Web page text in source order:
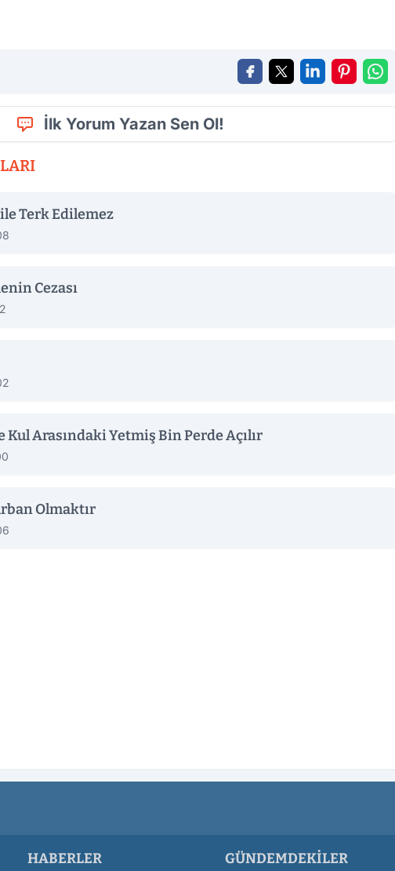
İlk Yorum Yazan Sen Ol!
Terk Edilemez
Cezası
Kul Arasındaki Yetmiş Bin Perde Açılır
Olmaktır
HABERLER GÜNDEMDEKILER